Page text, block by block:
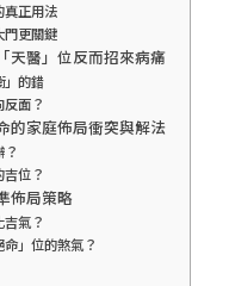
真正用法
門更關鍵
天醫」位反而招來病痛
」的錯
反面？
的家庭佈局衝突與解法
位？
佈局策略
氣？
」位的煞氣？